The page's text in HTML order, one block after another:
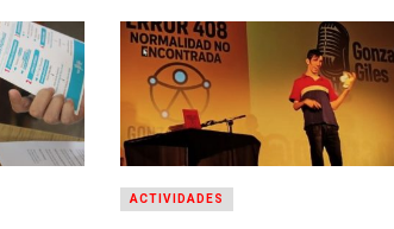
ACTIVIDADES